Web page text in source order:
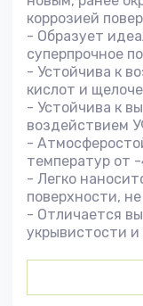
коррозией
- Образует
суперпрочное
- Устойчива к
кислот и
- Устойчива к
воздействием
-
температур от
- Легко
поверхности,
- Отличается
укрывистости